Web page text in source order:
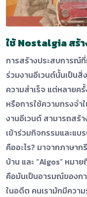
ใช้ Nostalgia สร้
การสร้างประสบการณ์
ร่วมงานอีเวนต์นั้นเป็น
ความสำเร็จ แต่หลายค
หรือการใช้ความทรงจ
งานอีเวนต์ สามารถสร้
เข้าร่วมกิจกรรมและแ
คืออะไร? มาจากภาษา
บ้าน และ “Algos” หมา
คือมันเป็นอารมณ์ของก
ในอดีต คนเรามักมีควา